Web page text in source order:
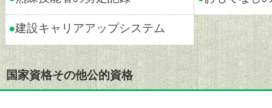
●建設キャリアアップシステム
国家資格その他公的資格